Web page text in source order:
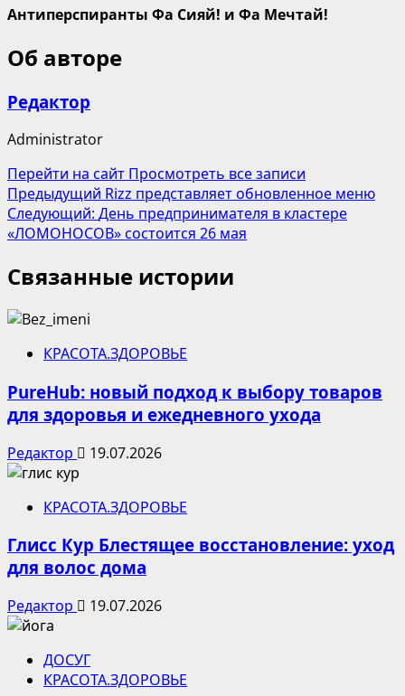
Антиперспиранты Фа Сияй! и Фа Мечтай!
Об авторе
Редактор
Administrator
Перейти на сайт Просмотреть все записи
Навигация
записи
Предыдущий Rizz представляет обновленное меню
Следующий: День предпринимателя в кластере
«ЛОМОНОСОВ» состоится 26 мая
Связанные истории
КРАСОТА.ЗДОРОВЬЕ
PureHub: новый подход к выбору товаров
для здоровья и ежедневного ухода
Редактор 19.07.2026
КРАСОТА.ЗДОРОВЬЕ
Глисс Кур Блестящее восстановление: уход
для волос дома
Редактор 19.07.2026
ДОСУГ
КРАСОТА.ЗДОРОВЬЕ